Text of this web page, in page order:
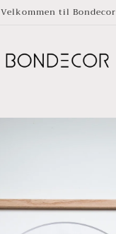
Velkommen til Bondecor